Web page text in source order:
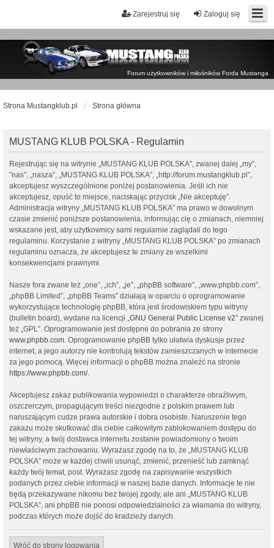
Zaloguj się
Zarejestruj się
Forum użytkowników i miłośników Forda Mustanga
Strona Mustangklub.pl Strona główna
MUSTANG KLUB POLSKA - Regulamin
Rejestrując się na witrynie „MUSTANG KLUB POLSKA”, zwanej dalej „my”,
”nas”, „nasza”, „MUSTANG KLUB POLSKA”, „http://forum.mustangklub.pl”,
akceptujesz wyszczególnione poniżej postanowienia. Jeśli ich nie
akceptujesz, opuść to miejsce, naciskając przycisk „Nie akceptuję”.
Administracja witryny „MUSTANG KLUB POLSKA” ma prawo w dowolnym
czasie zmienić poniższe postanowienia, informując cię o zmianach, niemniej
wskazane jest, aby użytkownicy sami regularnie zaglądali do tego
regulaminu. Korzystanie z witryny „MUSTANG KLUB POLSKA” po zmianach
regulaminu oznacza, że akceptujesz te zmiany ze wszelkimi
konsekwencjami prawnymi.
Nasze fora zwane też „one”, „ich”, „je”, „phpBB software”, „www.phpbb.com”,
„phpBB Limited”, „phpBB Teams” działają w oparciu o oprogramowanie
wykorzystujące technologię phpBB, która jest środowiskiem typu witryny
(bulletin board), wydane na licencji „GNU General Public License v2” zwanej
też „GPL”. Oprogramowanie jest dostępne do pobrania ze strony
www.phpbb.com. Oprogramowanie phpBB tylko ułatwia dyskusje przez
internet, a jego autorzy nie kontrolują tekstów zamieszczanych w internecie
za jego pomocą. Więcej informacji o phpBB można znaleźć na stronie
https://www.phpbb.com/.
Akceptujesz zakaz publikowania wypowiedzi o charakterze obraźliwym,
oszczerczym, propagującym treści niezgodne z polskim prawem lub
naruszającym cudze prawa autorskie i dobra osobiste. Naruszenie tego
zakazu może skutkować dla ciebie całkowitym zablokowaniem dostępu do
tej witryny, a twój dostawca internetu zostanie powiadomiony o twoim
niewłaściwym zachowaniu. Wyrażasz zgodę na to, że „MUSTANG KLUB
POLSKA” może w każdej chwili usunąć, zmienić, przenieść lub zamknąć
każdy twój temat, post. Wyrażasz zgodę na zapisywanie wszystkich
podanych przez ciebie informacji w naszej bazie danych. Informacje te nie
będą przekazywane nikomu bez twojej zgody, ale ani „MUSTANG KLUB
POLSKA”, ani phpBB nie ponosi odpowiedzialności za włamania do witryny,
podczas których może dojść do kradzieży danych.
Wróć do strony logowania